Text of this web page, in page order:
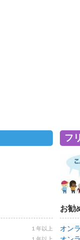
１年以上
１年以上
フ
お勧
オン